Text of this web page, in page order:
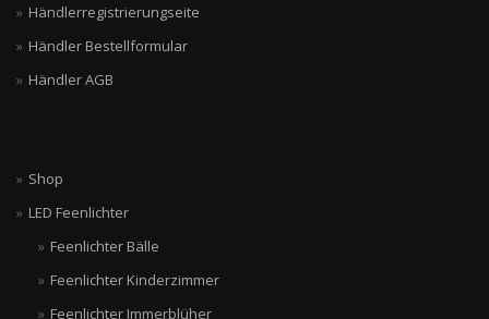
Händlerregistrierungseite
Händler Bestellformular
Händler AGB
Shop
LED Feenlichter
Feenlichter Bälle
Feenlichter Kinderzimmer
Feenlichter Immerblüher